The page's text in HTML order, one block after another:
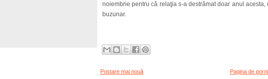
noiembrie pentru că relaţia s-a destrămat doar anul
buzunar.
Postare mai nouă Pagina de